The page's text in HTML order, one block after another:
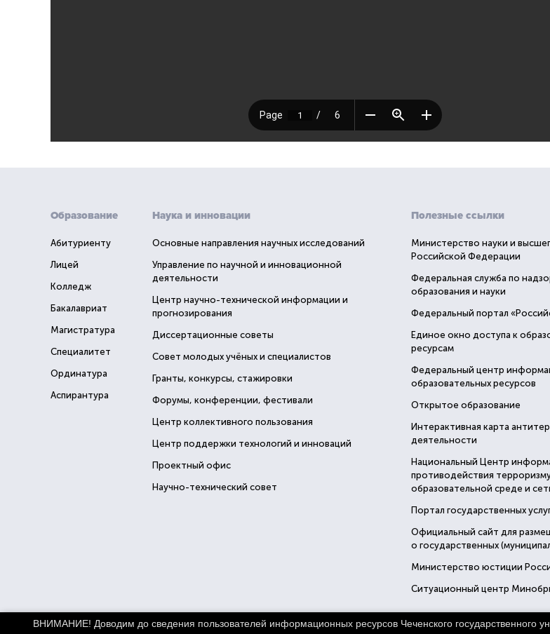
Образование
Абитуриенту
Лицей
Колледж
Бакалавриат
Магистратура
Специалитет
Ординатура
Аспирантура
Наука и инновации
Основные направления научных исследований
Управление по научной и инновационной
деятельности
Центр научно-технической информации и
прогнозирования
Диссертационные советы
Совет молодых учёных и специалистов
Гранты, конкурсы, стажировки
Форумы, конференции, фестивали
Центр коллективного пользования
Центр поддержки технологий и инноваций
Проектный офис
Научно-технический совет
Полезные ссылки
Министерство науки и
Российской Федерации
Федеральная служба по
образования и науки
Федеральный портал
Единое окно доступа к
ресурсам
Федеральный центр
образовательных ресурсов
Открытое образование
Интерактивная карта
деятельности
Национальный Центр
противодействия
образовательной среде и
Портал государственных
Официальный сайт для
о государственных
Министерство юстиции
Ситуационный центр
ВНИМАНИЕ! Доводим до сведения пользователей информационных ресурсов Чеченского государственного